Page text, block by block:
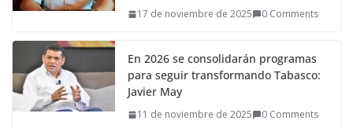
17 de noviembre de 2025 0 Comments
En 2026 se consolidarán programas
para seguir transformando Tabasco:
Javier May
11 de noviembre de 2025 0 Comments